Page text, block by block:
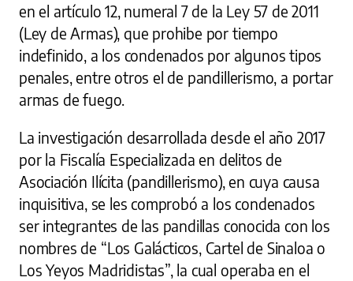
en el artículo 12, numeral 7 de la Ley 57 de 2011
(Ley de Armas), que prohibe por tiempo
indefinido, a los condenados por algunos tipos
penales, entre otros el de pandillerismo, a portar
armas de fuego.
La investigación desarrollada desde el año 2017
por la Fiscalía Especializada en delitos de
Asociación Ilícita (pandillerismo), en cuya causa
inquisitiva, se les comprobó a los condenados
ser integrantes de las pandillas conocida con los
nombres de “Los Galácticos, Cartel de Sinaloa o
Los Yeyos Madridistas”, la cual operaba en el